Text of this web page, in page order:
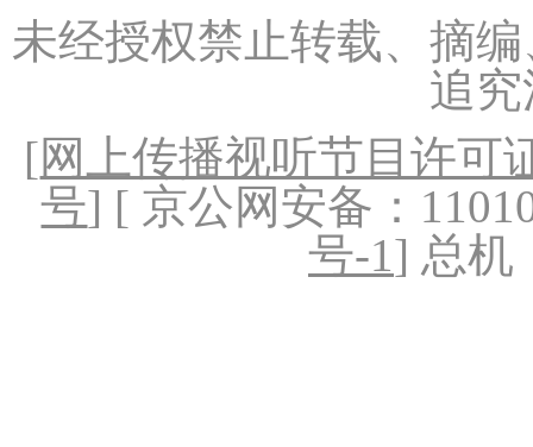
未经授权禁止转载、摘
追
[网上传播视听节目许可
号] [ 京公网安备：
号-1] 总机